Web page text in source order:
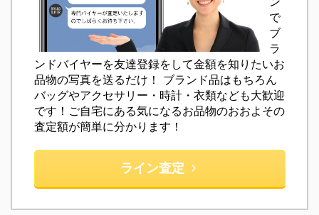
で
ブ
ラ
ンドバイヤーを友達登録をして金額を知りたいお
品物の写真を送るだけ！ ブランド品はもちろん
バッグやアクセサリー・時計・衣類なども大歓迎
です！ご自宅にある気になるお品物のおおよその
査定額が簡単に分かります！
ライン査定